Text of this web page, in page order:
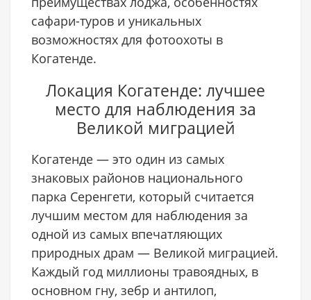
сафари-туров и уникальных
возможностях для фотоохоты в
Когатенде.
Локация Когатенде: лучшее
место для наблюдения за
Великой миграцией
Когатенде — это один из самых
знаковых районов национального
парка Серенгети, который считается
лучшим местом для наблюдения за
одной из самых впечатляющих
природных драм — Великой миграцией.
Каждый год миллионы травоядных, в
основном гну, зебр и антилоп,